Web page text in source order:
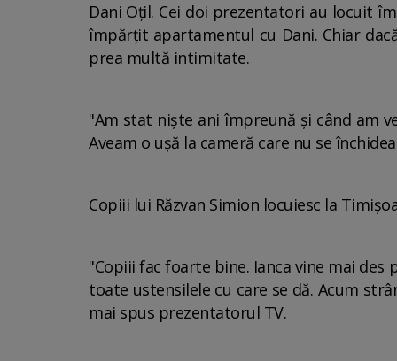
Dani Oțil. Cei doi prezentatori au locuit
împărțit apartamentul cu Dani. Chiar
prea multă intimitate.
"Am stat niște ani împreună și când am
Aveam o ușă la cameră care nu se
Copiii lui Răzvan Simion locuiesc la
"Copiii fac foarte bine. Ianca vine mai
toate ustensilele cu care se dă. Acum
mai spus prezentatorul TV.